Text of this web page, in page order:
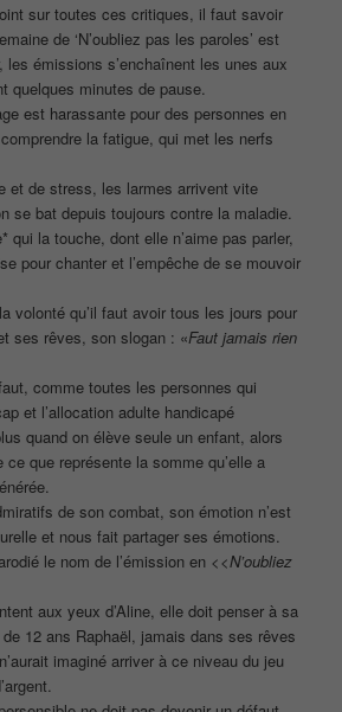
sur toutes ces critiques, il faut savoir
de ‘N’oubliez pas les paroles’ est
les émissions s’enchaînent les unes aux
quelques minutes de pause.
est harassante pour des personnes en
la fatigue, qui met les nerfs
et de stress, les larmes arrivent vite
se bat depuis toujours contre la maladie.
qui la touche, dont elle n’aime pas parler,
pour chanter et l’empêche de se mouvoir
volonté qu’il faut avoir tous les jours pour
ses rêves, son slogan : «Faut jamais rien
comme toutes les personnes qui
et l’allocation adulte handicapé
quand on élève seule un enfant, alors
que représente la somme qu’elle a
de son combat, son émotion n’est
et nous fait partager ses émotions.
le nom de l’émission en <<N’oubliez
aux yeux d’Aline, elle doit penser à sa
12 ans Raphaël, jamais dans ses rêves
imaginé arriver à ce niveau du jeu